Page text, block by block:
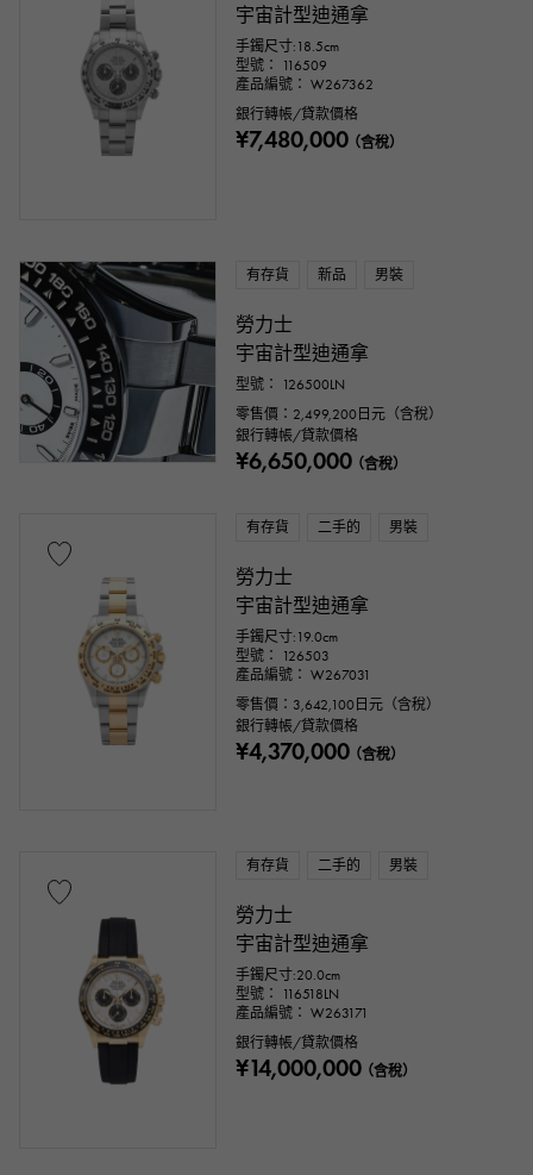
宇宙計型迪通拿
手鐲尺寸:18.5cm
型號： 116509
產品編號： W267362
銀行轉帳/貸款價格
¥7,480,000（含稅）
有存貨 新品 男裝
勞力士
宇宙計型迪通拿
型號： 126500LN
零售價： 2,499,200 日元（含稅）
銀行轉帳/貸款價格
¥6,650,000（含稅）
有存貨 二手的 男裝
勞力士
宇宙計型迪通拿
手鐲尺寸:19.0cm
型號： 126503
產品編號： W267031
零售價： 3,642,100 日元（含稅）
銀行轉帳/貸款價格
¥4,370,000（含稅）
有存貨 二手的 男裝
勞力士
宇宙計型迪通拿
手鐲尺寸:20.0cm
型號： 116518LN
產品編號： W263171
銀行轉帳/貸款價格
¥14,000,000（含稅）